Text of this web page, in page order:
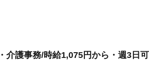
介護事務/時給1,075円から・週3日